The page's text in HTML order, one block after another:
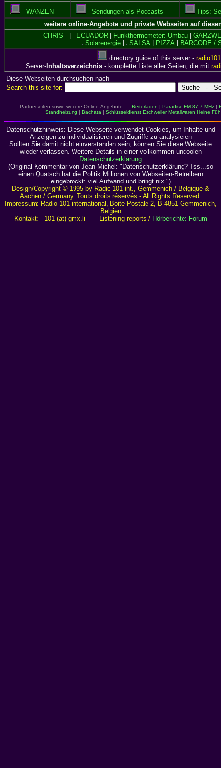
WANZEN Sendungen als Podcasts
Tips:
weitere online-Angebote und private Webseiten auf
CHRIS | ECUADOR | Funkthermometer: Umbau|
Solarenergie | SALSA | PIZZA | BARCODE /
directory guide of this server -
Server-Inhaltsverzeichnis - komplette Liste aller Seiten, die mit
Diese Webseiten durchsuchen nach:
Search this site for:
Partnerseiten sowie weitere Online-Angebote: Reiterladen | Paradise FM 87,7 MHz|
Standheizung | Bachata | Schlüsseldienst Eschweiler Metallwaren Heine
Datenschutzhinweis: Diese Webseite verwendet Cookies, um Inhalte und
Anzeigen zu individualisieren und Zugriffe zu analysieren
Sollten Sie damit nicht einverstanden sein, können Sie diese Webseite
wieder verlassen. Weitere Details in einer vollkommen uncoolen
Datenschutzerklärung
(Original-Kommentar von Jean-Michel: "Datenschutzerklärung? Tss...so
einen Quatsch hat die Politik Millionen von Webseiten-Betreibern
eingebrockt: viel Aufwand und bringt nix.")
Design/Copyright © 1995 by Radio 101 int., Gemmenich / Belgique &
Aachen / Germany. Touts droits réservés - All Rights Reserved.
Impressum: Radio 101 international, Boite Postale 2, B-4851 Gemmenich,
Belgien
Kontakt: 101 (at) gmx.li Listening reports / Hörberichte: Forum